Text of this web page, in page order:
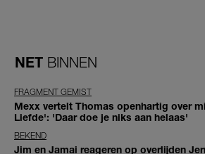
NET BINNEN
FRAGMENT GEMIST
Mexx vertelt Thomas openhartig over
Liefde': 'Daar doe je niks aan helaas'
BEKEND
Jim en Jamai reageren op overlijden